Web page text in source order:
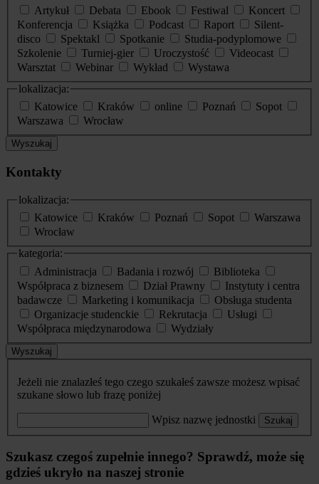
Artykuł
Debata Ebook Festiwal
Koncert
Konferencja
Książka Podcast Raport
Silent-
disco
Spektakl Spotkanie
Studia-podyplomowe
Szkolenie
Turniej-gier Uroczystość
Videocast
Warsztat
Webinar Wykład
Wystawa
lokalizacja:
Katowice
Kraków online Poznań
Sopot
Warszawa
Wrocław
Wyszukaj
Kontakty
lokalizacja:
Katowice
Kraków Poznań Sopot
Warszawa
Wrocław
kategoria:
Administracja
Badania i rozwój
Biblioteka
Współpraca z biznesem
Dział Prawny
Instytuty i centra
badawcze
Marketing i komunikacja
Obsługa studenta
Organizacje studenckie
Rekrutacja
Usługi
Współpraca międzynarodowa
Wydziały
Wyszukaj
Jeżeli nie znalazłeś tego czego szukałeś zawsze możesz wpisać
szukane słowo lub frazę poniżej
Wpisz nazwę jednostki Szukaj
Szukasz czegoś zupełnie innego? Sprawdź, może się
gdzieś ukryło na naszej stronie